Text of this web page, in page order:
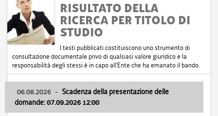
RISULTATO DELLA
RICERCA PER TITOLO DI
STUDIO
I testi pubblicati costituiscono uno strumento di
consultazione documentale privo di qualsiasi valore giuridico e la
responsabilità degli stessi è in capo all'Ente che ha emanato il bando.
06.08.2026 - Scadenza della presentazione delle
domande: 07.09.2026 12:00